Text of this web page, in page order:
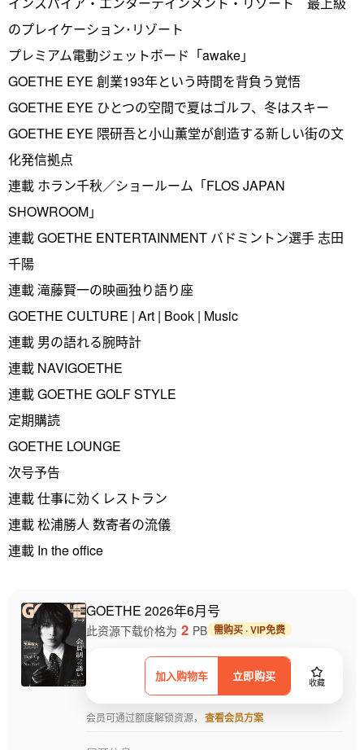
のプレイケーション･リゾート
プレミアム電動ジェットボード「awake」
GOETHE EYE 創業193年という時間を背負う覚悟
GOETHE EYE ひとつの空間で夏はゴルフ、冬はスキー
GOETHE EYE 隈研吾と小山薫堂が創造する新しい街の文
化発信拠点
連載 ホラン千秋／ショールーム「FLOS JAPAN
SHOWROOM」
連載 GOETHE ENTERTAINMENT バドミントン選手 志田
千陽
連載 滝藤賢一の映画独り語り座
GOETHE CULTURE | Art | Book | Music
連載 男の語れる腕時計
連載 NAVIGOETHE
連載 GOETHE GOLF STYLE
定期購読
GOETHE LOUNGE
次号予告
連載 仕事に効くレストラン
連載 松浦勝人 数寄者の流儀
連載 In the office
GOETHE 2026年6月号
加入购物车 立即购买 收藏
此资源下载价格为 2 PB 需购买 · VIP免费
会员可通过额度解锁资源， 查看会员方案